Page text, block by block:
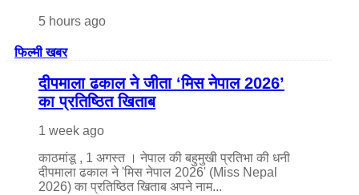
5 hours ago
फिल्मी खबर
दीपमाला ढकाल ने जीता ‘मिस नेपाल 2026’
का प्रतिष्ठित खिताब
1 week ago
काठमांडू , 1 अगस्त । नेपाल की बहुमुखी प्रतिभा की धनी
दीपमाला ढकाल ने 'मिस नेपाल 2026' (Miss Nepal
2026) का प्रतिष्ठित खिताब अपने नाम...